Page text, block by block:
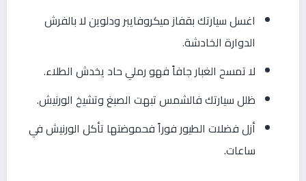
اغسل سيارتك بقفاز ميكروفايبر ودلوين لا بالفرش
الدوارة الخادشة.
لا تمسح الغبار جافاً فهو رملي حاد يخدش الطلاء.
ظلل سيارتك فالشمس تبهت الصبغ وتشيخ الورنيش.
أزل فضلات الطيور فوراً فحموضتها تأكل الورنيش في
ساعات.